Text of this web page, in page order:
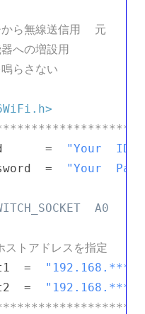
ら無線送信用  元
への増設用
らさない
= "Your  ID"
= "Your
A0
トアドレスを指定
=
=